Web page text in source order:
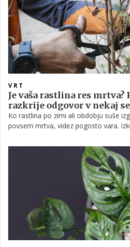
VRT
Je vaša rastlina res mrtva?
razkrije odgovor v nekaj
Ko rastlina po zimi ali obdobju suše
povsem mrtva, videz pogosto vara.
drevesih, grmovnicah, vrtnicah in
tudi nekaterih večjih lončnicah.